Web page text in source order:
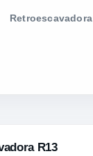
Retroescavadora
R13